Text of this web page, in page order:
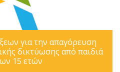
για την απαγόρευση
δικτύωσης από παιδιά
15 ετών